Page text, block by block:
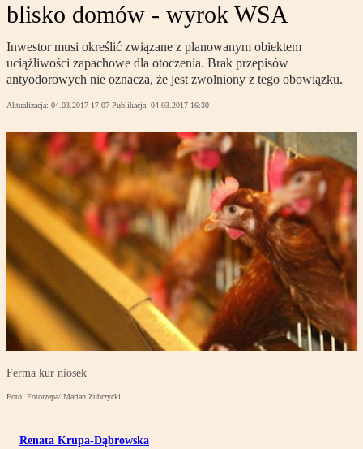
blisko domów - wyrok WSA
Inwestor musi określić związane z planowanym obiektem
uciążliwości zapachowe dla otoczenia. Brak przepisów
antyodorowych nie oznacza, że jest zwolniony z tego obowiązku.
Aktualizacja: 04.03.2017 17:07 Publikacja: 04.03.2017 16:30
Ferma kur niosek
Foto: Fotorzepa/ Marian Zubrzycki
Renata Krupa-Dąbrowska